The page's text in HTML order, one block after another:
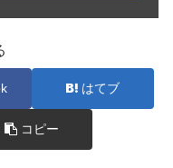
はてブ
コピー